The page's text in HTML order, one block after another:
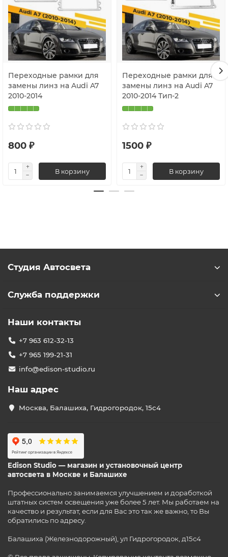
Переходные рамки для
замены линз на Audi A7
2010-2014
800 ₽
В корзину
Переходные рамки для
замены линз на Audi A7
2010-2014 Тип-2
1500 ₽
В корзину
Студия Автосвета
Служба поддержки
Наши контакты
+7 963 612-32-13
+7 965 199-21-31
info@edison-studio.ru
Наш адрес
Москва, Балашиха, Гидрогородок, 15с4
Edison Studio — магазин и установочный центр
автосвета в Москве и Балашихе
Профессионально занимаемся улучшением и доработкой
штатных систем освещения уже более 5 лет. Мы работаем на
качество и результат, если для Вас это так же важно, то Вы
обратились по адресу.
Балашиха (Железнодорожный), ул Гидрогородок, д15с4